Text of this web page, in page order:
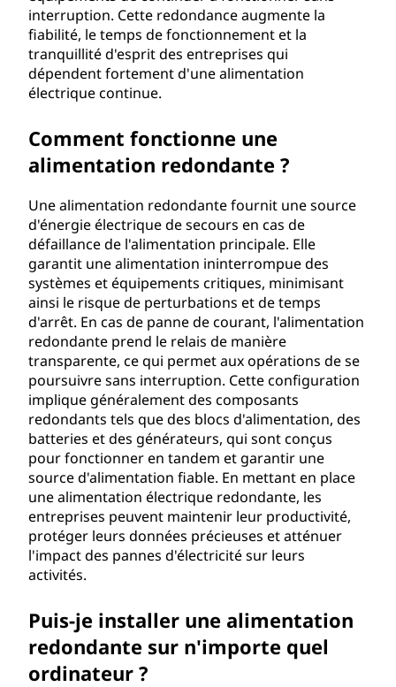
interruption. Cette redondance augmente la
fiabilité, le temps de fonctionnement et la
tranquillité d'esprit des entreprises qui
dépendent fortement d'une alimentation
électrique continue.
Comment fonctionne une
alimentation redondante ?
Une alimentation redondante fournit une source
d'énergie électrique de secours en cas de
défaillance de l'alimentation principale. Elle
garantit une alimentation ininterrompue des
systèmes et équipements critiques, minimisant
ainsi le risque de perturbations et de temps
d'arrêt. En cas de panne de courant, l'alimentation
redondante prend le relais de manière
transparente, ce qui permet aux opérations de se
poursuivre sans interruption. Cette configuration
implique généralement des composants
redondants tels que des blocs d'alimentation, des
batteries et des générateurs, qui sont conçus
pour fonctionner en tandem et garantir une
source d'alimentation fiable. En mettant en place
une alimentation électrique redondante, les
entreprises peuvent maintenir leur productivité,
protéger leurs données précieuses et atténuer
l'impact des pannes d'électricité sur leurs
activités.
Puis-je installer une alimentation
redondante sur n'importe quel
ordinateur ?